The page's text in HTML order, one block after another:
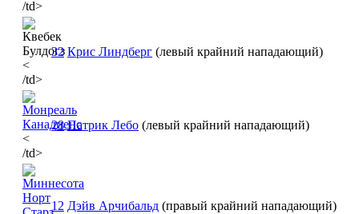
/td>
<
/td>
32 Крис Линдберг (левый крайний нападающий)
<
/td>
28 Патрик Лебо (левый крайний нападающий)
12 Дэйв Арчибальд (правый крайний нападающий)